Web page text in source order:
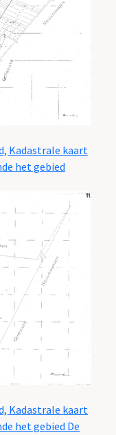
Kadastrale kaart
het gebied
Kadastrale kaart
het gebied De